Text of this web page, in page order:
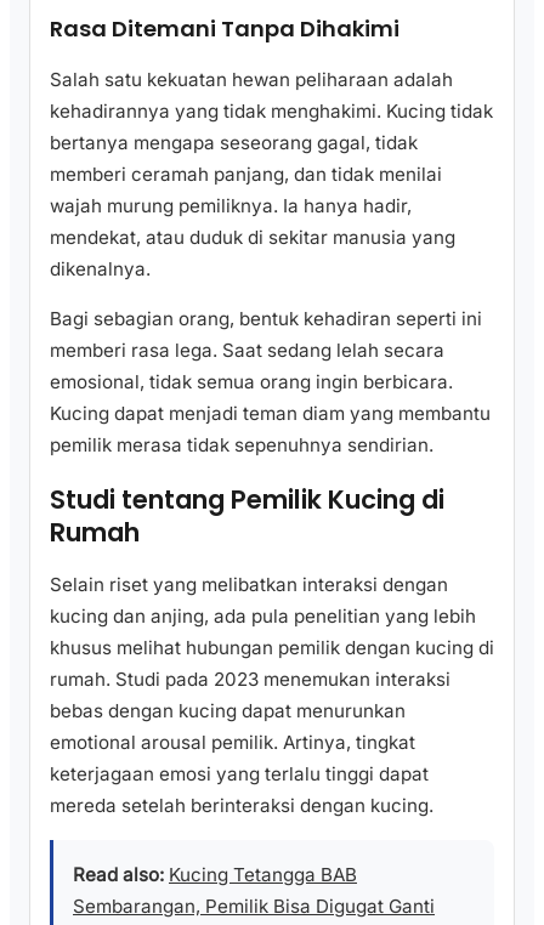
Rasa Ditemani Tanpa Dihakimi
Salah satu kekuatan hewan peliharaan adalah
kehadirannya yang tidak menghakimi. Kucing tidak
bertanya mengapa seseorang gagal, tidak
memberi ceramah panjang, dan tidak menilai
wajah murung pemiliknya. Ia hanya hadir,
mendekat, atau duduk di sekitar manusia yang
dikenalnya.
Bagi sebagian orang, bentuk kehadiran seperti ini
memberi rasa lega. Saat sedang lelah secara
emosional, tidak semua orang ingin berbicara.
Kucing dapat menjadi teman diam yang membantu
pemilik merasa tidak sepenuhnya sendirian.
Studi tentang Pemilik Kucing di
Rumah
Selain riset yang melibatkan interaksi dengan
kucing dan anjing, ada pula penelitian yang lebih
khusus melihat hubungan pemilik dengan kucing di
rumah. Studi pada 2023 menemukan interaksi
bebas dengan kucing dapat menurunkan
emotional arousal pemilik. Artinya, tingkat
keterjagaan emosi yang terlalu tinggi dapat
mereda setelah berinteraksi dengan kucing.
Read also: Kucing Tetangga BAB
Sembarangan, Pemilik Bisa Digugat Ganti